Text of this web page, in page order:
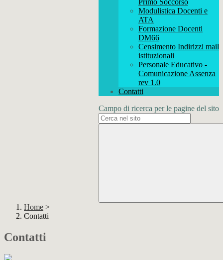
Primo Soccorso
Modulistica Docenti e
ATA
Formazione Docenti
DM66
Censimento Indirizzi mail
istituzionali
Personale Educativo -
Comunicazione Assenza
rev 1.0
Contatti
Campo di ricerca per le pagine del sito
Home >
Contatti
Contatti